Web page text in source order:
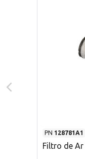
PN 128781A1
Filtro de Ar